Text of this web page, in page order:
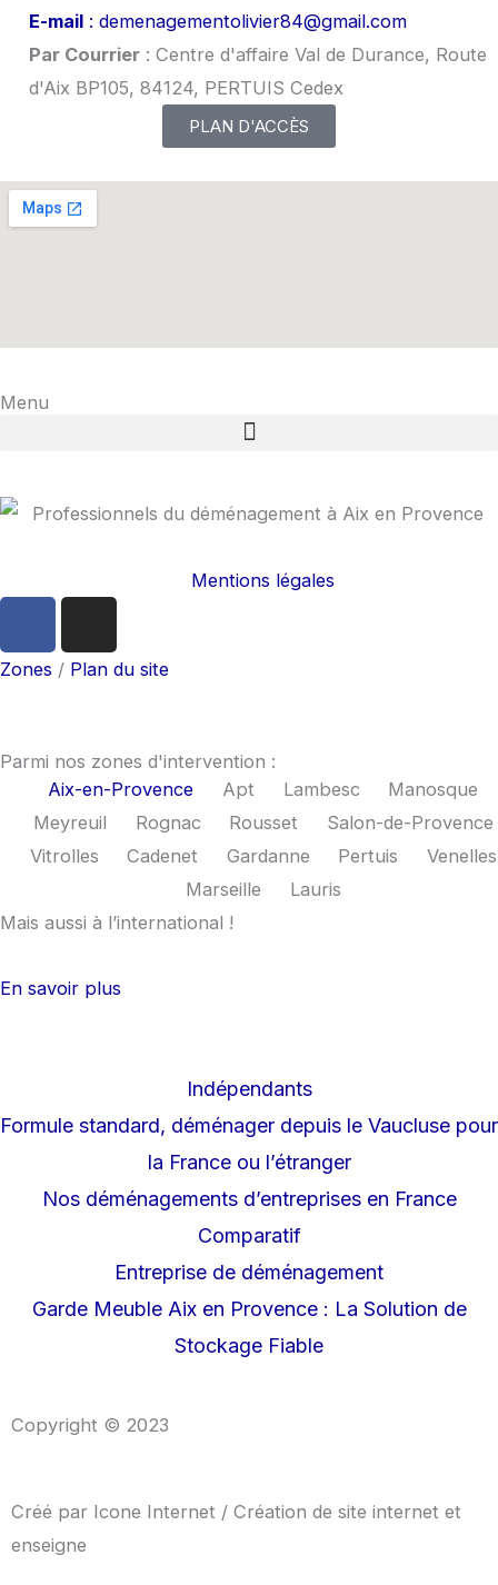
E-mail: demenagementolivier84@gmail.com
Par Courrier: Centre d'affaire Val de Durance, Route
d'Aix BP105, 84124, PERTUIS Cedex
PLAN D'ACCÈS
Menu
Mentions légales
c
o
s
r
a
m
Zones / Plan du site
Parmi nos zones d'intervention :
Aix-en-Provence
Apt Lambesc
Manosque
Meyreuil
Rognac Rousset
Salon-de-Provence
Vitrolles
Cadenet Gardanne Pertuis
Venelles
Marseille
Lauris
Mais aussi à l’international !
En savoir plus
Indépendants
Formule standard, déménager depuis le Vaucluse pour
la France ou l’étranger
Nos déménagements d’entreprises en France
Comparatif
Entreprise de déménagement
Garde Meuble Aix en Provence : La Solution de
Stockage Fiable
Copyright © 2023
Créé par Icone Internet / Création de site internet et
enseigne